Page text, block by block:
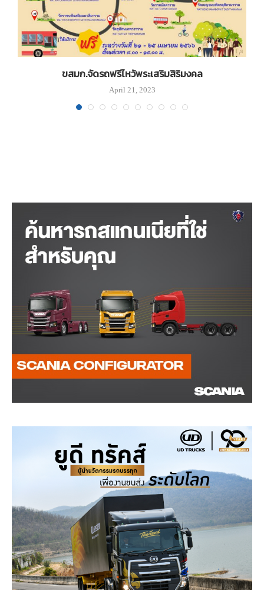
ขสมก.จัดรถฟรีไหว้พระเสริมสิริมงคล
April 21, 2023